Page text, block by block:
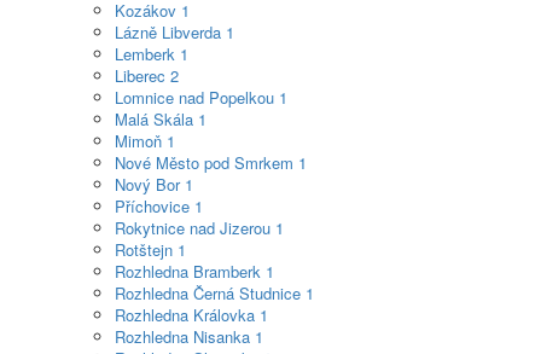
Kozákov 1
Lázně Libverda 1
Lemberk 1
Liberec 2
Lomnice nad Popelkou 1
Malá Skála 1
Mimoň 1
Nové Město pod Smrkem 1
Nový Bor 1
Příchovice 1
Rokytnice nad Jizerou 1
Rotštejn 1
Rozhledna Bramberk 1
Rozhledna Černá Studnice 1
Rozhledna Královka 1
Rozhledna Nisanka 1